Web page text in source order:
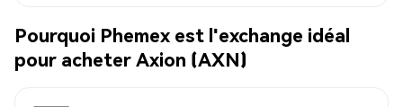
Pourquoi Phemex est l'exchange idéal
pour acheter Axion (AXN)